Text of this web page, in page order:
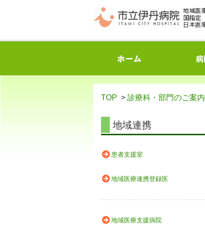
TOP > 診療科・部門のご案内
地域連携
患者支援室
地域医療連携登録医
地域医療支援病院